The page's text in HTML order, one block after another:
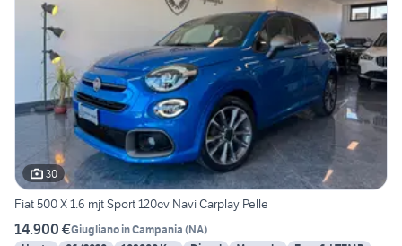
30
Fiat 500 X 1.6 mjt Sport 120cv Navi Carplay Pelle
14.900 €Giugliano in Campania (NA)